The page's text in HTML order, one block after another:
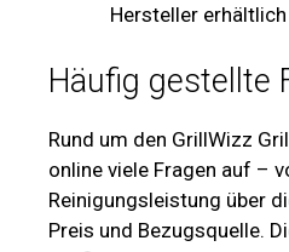
Hersteller erhältlich
Häufig gestellte
Rund um den GrillWizz
online viele Fragen auf –
Reinigungsleistung über
Preis und Bezugsquelle.